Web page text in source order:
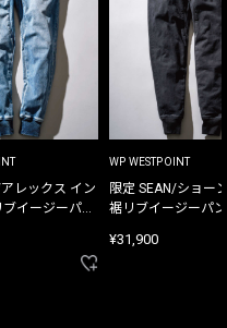
レックス イン
イージーパン
WP WESTPOINT
限定 SEAN/ショー
裾リブイージーパ
¥31,900